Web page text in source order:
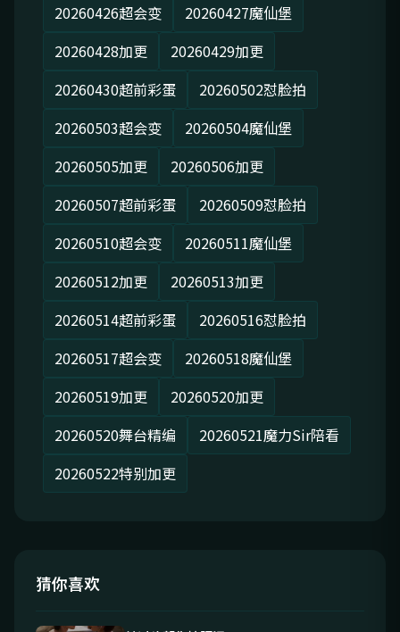
20260426超会变
20260427魔仙堡
20260428加更
20260429加更
20260430超前彩蛋
20260502怼脸拍
20260503超会变
20260504魔仙堡
20260505加更
20260506加更
20260507超前彩蛋
20260509怼脸拍
20260510超会变
20260511魔仙堡
20260512加更
20260513加更
20260514超前彩蛋
20260516怼脸拍
20260517超会变
20260518魔仙堡
20260519加更
20260520加更
20260520舞台精编
20260521魔力Sir陪看
20260522特别加更
猜你喜欢